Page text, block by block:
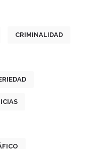
CRIMINALIDAD